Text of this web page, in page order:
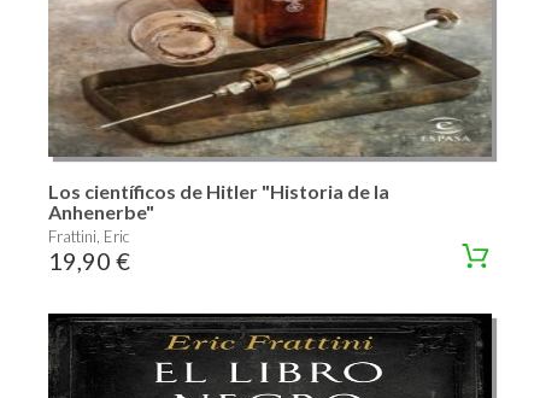
Los científicos de Hitler "Historia de la
Anhenerbe"
Frattini, Eric
19,90 €